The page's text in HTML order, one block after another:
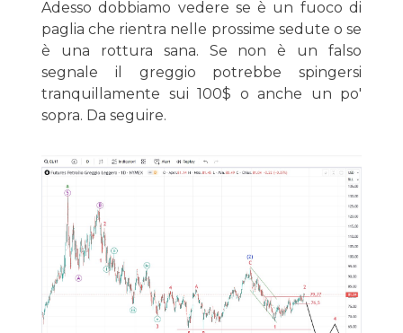
Adesso dobbiamo vedere se è un fuoco di
paglia che rientra nelle prossime sedute o se
è una rottura sana. Se non è un falso
segnale il greggio potrebbe spingersi
tranquillamente sui 100$ o anche un po'
sopra. Da seguire.